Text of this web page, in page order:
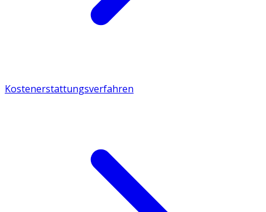
Kostenerstattungsverfahren